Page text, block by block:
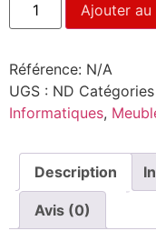
Ajouter au
Référence: N/A
UGS : ND Catégories
Informatiques,
Description
Avis (0)